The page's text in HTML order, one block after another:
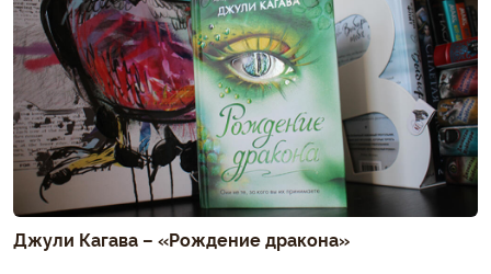
Джули Кагава – «Рождение дракона»